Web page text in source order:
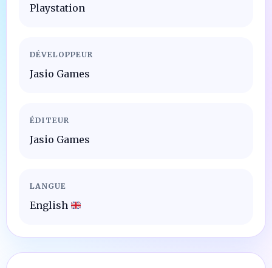
Playstation
DÉVELOPPEUR
Jasio Games
ÉDITEUR
Jasio Games
LANGUE
English